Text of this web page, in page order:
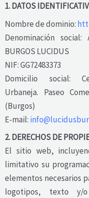
1. DATOS
Nombre de dominio:
Denominación social:
BURGOS LUCIDUS
NIF: GG72483373
Domicilio social:
Urbaneja. Paseo
(Burgos)
E-mail:
2. DERECHOS DE
El sitio web,
limitativo su
elementos necesarios
logotipos, texto y/